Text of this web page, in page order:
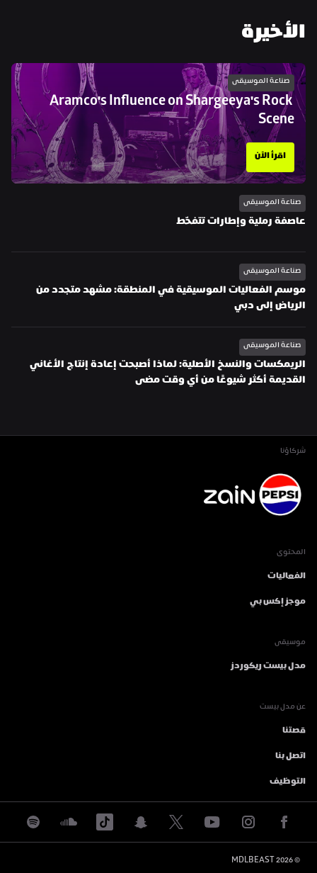
الأخيرة
صناعة الموسيقى
Aramco's Influence on Shargeeya's Rock
Scene
اقرأ الآن
صناعة الموسيقى
عاصفة رملية وإطارات تتفحّط
صناعة الموسيقى
الرياض إلى دبي
صناعة الموسيقى
القديمة أكثر شيوعًا من أي وقت مضى
شركاؤنا
المحتوى
الفعاليات
موجز إكس بي
موسيقى
مدل بيست ريكوردز
عن مدل بيست
قصتنا
اتصل بنا
التوظيف
©
2026